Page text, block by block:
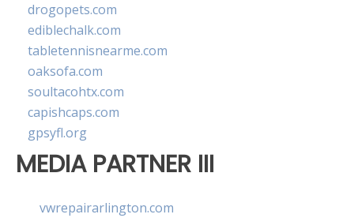
drogopets.com
ediblechalk.com
tabletennisnearme.com
oaksofa.com
soultacohtx.com
capishcaps.com
gpsyfl.org
MEDIA PARTNER III
vwrepairarlington.com